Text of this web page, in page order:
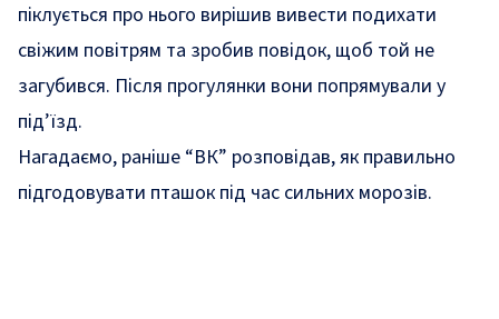
піклується про нього вирішив вивести подихати
свіжим повітрям та зробив повідок, щоб той не
загубився. Після прогулянки вони попрямували у
під’їзд.
Нагадаємо, раніше “ВК” розповідав, як правильно
підгодовувати пташок під час сильних морозів.